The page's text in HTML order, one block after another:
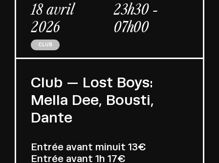
18 avril
2026
23h30 -
07h00
CLUB
Club — Lost Boys:
Mella Dee, Bousti,
Dante
Entrée avant minuit 13€
Entrée avant 1h 17€